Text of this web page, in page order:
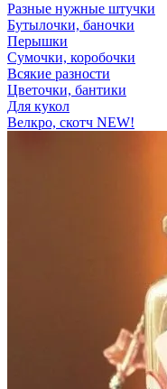
Разные нужные штучки
Бутылочки, баночки
Перышки
Сумочки, коробочки
Всякие разности
Цветочки, бантики
Для кукол
Велкро, скотч NEW!